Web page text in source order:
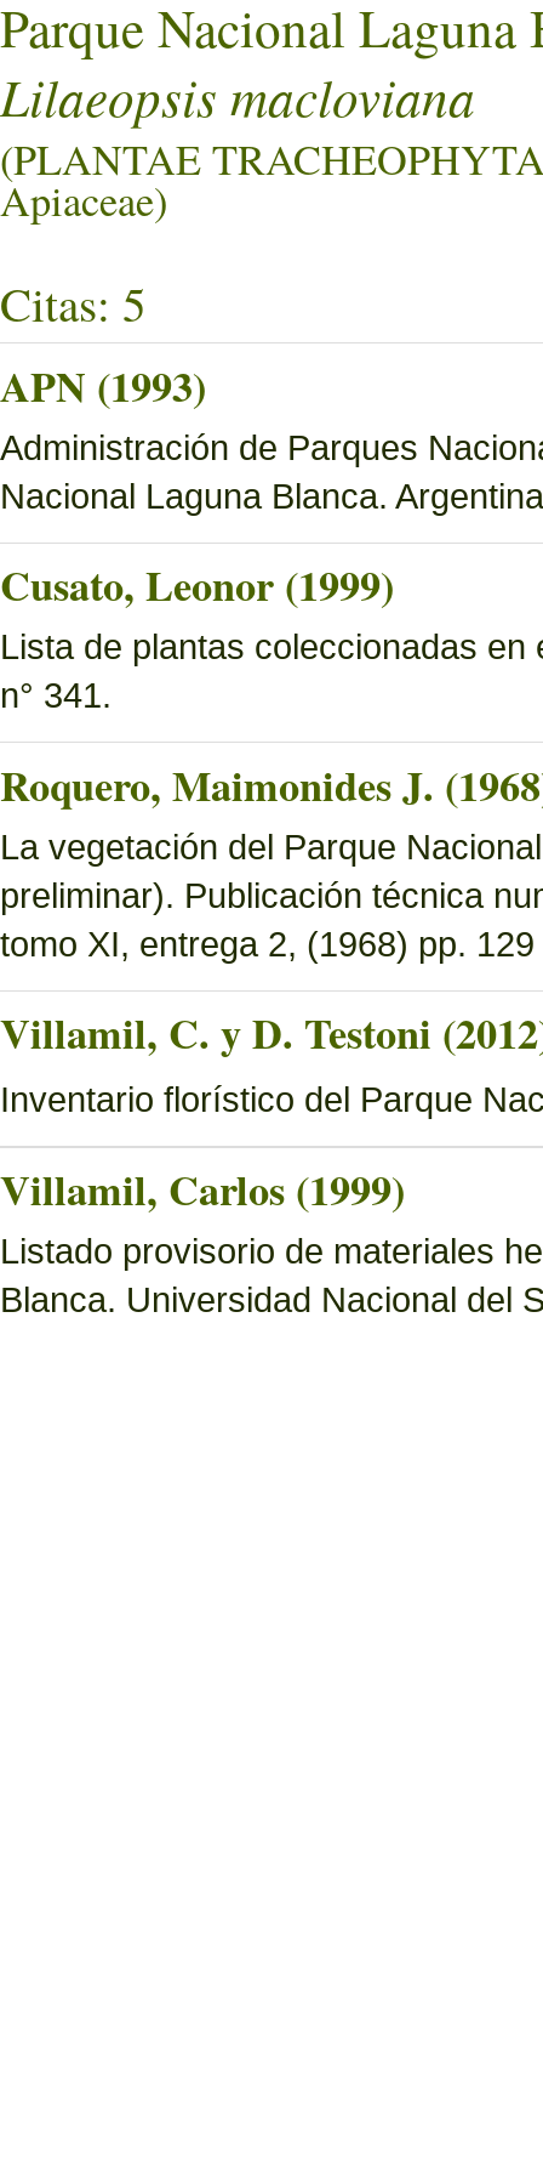
Parque Nacional Laguna
Lilaeopsis macloviana
(PLANTAE
Apiaceae)
Citas: 5
APN (1993)
Administración de Parques
Nacional Laguna Blanca.
Cusato, Leonor (1999)
Lista de plantas coleccionadas
n° 341.
Roquero, Maimonides J.
La vegetación del Parque
preliminar). Publicación técnica
tomo XI, entrega 2, (1968) pp.
Villamil, C. y D. Testoni
Inventario florístico del Parque
Villamil, Carlos (1999)
Listado provisorio de materiales
Blanca. Universidad Nacional del